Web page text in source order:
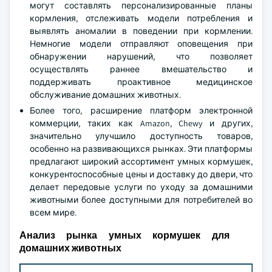
могут составлять персонализированные планы
кормления, отслеживать модели потребления и
выявлять аномалии в поведении при кормлении.
Немногие модели отправляют оповещения при
обнаружении нарушений, что позволяет
осуществлять раннее вмешательство и
поддерживать проактивное медицинское
обслуживание домашних животных.
Более того, расширение платформ электронной
коммерции, таких как Amazon, Chewy и других,
значительно улучшило доступность товаров,
особенно на развивающихся рынках. Эти платформы
предлагают широкий ассортимент умных кормушек,
конкурентоспособные цены и доставку до двери, что
делает передовые услуги по уходу за домашними
животными более доступными для потребителей во
всем мире.
Анализ рынка умных кормушек для
домашних животных